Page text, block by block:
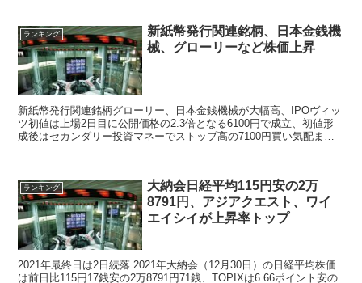
ランキング
新紙幣発行関連銘柄、日本金銭機
械、グローリーなど株価上昇
新紙幣発行関連銘柄グローリー、日本金銭機械が大幅高、IPOヴィッ
ツ初値は上場2日目に公開価格の2.3倍となる6100円で成立、初値形
成後はセカンダリー投資マネーでストップ高の7100円買い気配まで
ランキング
大納会日経平均115円安の2万
8791円、アジアクエスト、ワイ
エイシイが上昇率トップ
2021年最終日は2日続落 2021年大納会（12月30日）の日経平均株価
は前日比115円17銭安の2万8791円71銭、TOPIXは6.66ポイント安の